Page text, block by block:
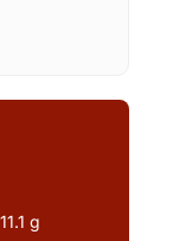
11.1 g